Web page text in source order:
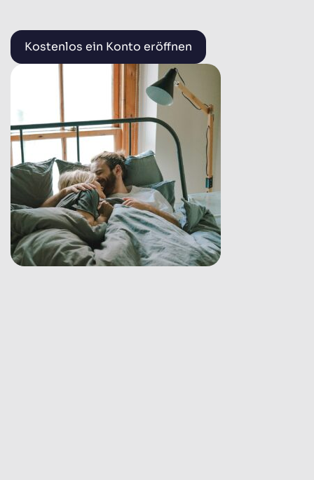
Kostenlos ein Konto eröffnen